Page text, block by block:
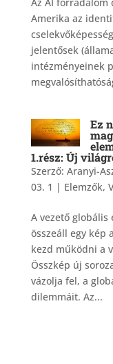
Amerika az
jelentősek
intézményeinek
Ez
1.rész: Új
Szerző: Aranyi-
03. 1 | Elemzők,
A vezető globális
összeáll egy kép
kezd működni a
Összkép új
vázolja fel, a
dilemmáit. Az...